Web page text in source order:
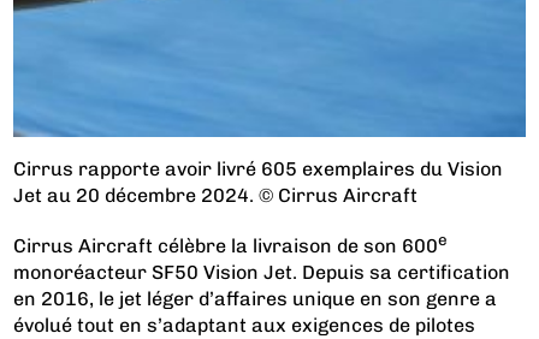
Cirrus rapporte avoir livré 605 exemplaires du Vision
Jet au 20 décembre 2024. © Cirrus Aircraft
Cirrus Aircraft célèbre la livraison de son 600e
monoréacteur SF50 Vision Jet. Depuis sa certification
en 2016, le jet léger d’affaires unique en son genre a
évolué tout en s’adaptant aux exigences de pilotes